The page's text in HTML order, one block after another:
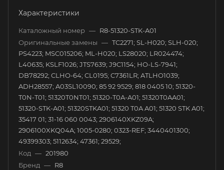
Характеристики
Каталожный номер — R8-51320-STK-A01
Оригинальные замены — TC2271; SL-H020; SLH-020;
PS4223; MSC015206; ML-H020; LS28020; LR024474;
L40635; KSLF1026; JTS7639; J9C1154; HO-LS-7941;
DB78292; CLHO-64; CL0195; C7361LR; ATLHO1039;
ADH28557; A03SL10090; 85 92 9529; 818 0405 10; 51320-
T0N-T01; 51320T0NT01; 51320-T0A-A01; 51320T0AA01;
51320-STK-A01; 51320STKA01; 51320 T0A A01; 51320 STK A01;
35417 01; 31-16 060 0043; 2906140XKZ09A;
2906100XKQ04A; 1005-0280; 0323-REF; 3440401300;
49399303; 5112634; 47361; 29529;
Код — 201980
Бренд — R8